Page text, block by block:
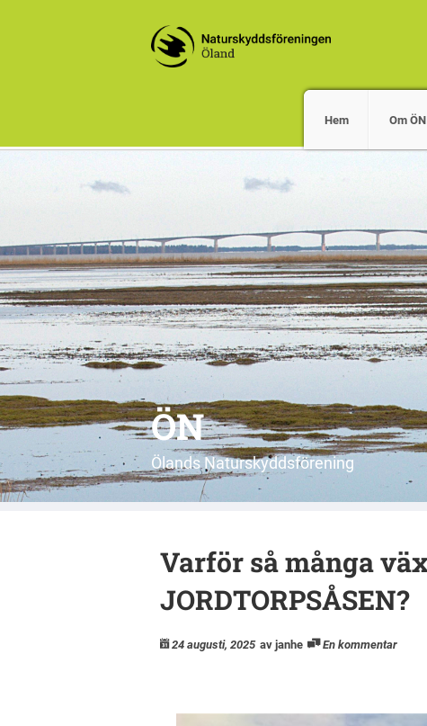
Hem Om ÖN
ÖN
Ölands Naturskyddsförening
Varför så många
JORDTORPSÅSEN?
24 augusti, 2025 av janhe En kommentar